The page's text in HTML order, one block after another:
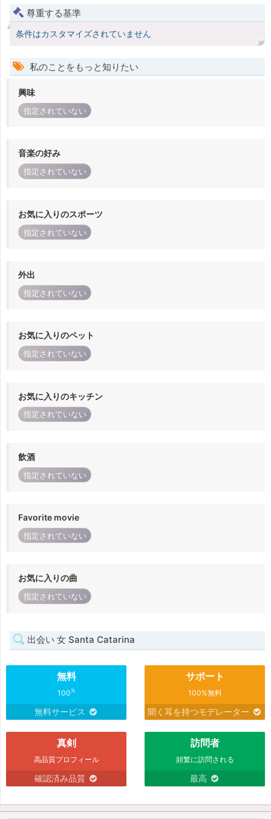
尊重する基準
条件はカスタマイズされていません
私のことをもっと知りたい
興味
指定されていない
音楽の好み
指定されていない
お気に入りのスポーツ
指定されていない
外出
指定されていない
お気に入りのペット
指定されていない
お気に入りのキッチン
指定されていない
飲酒
指定されていない
Favorite movie
指定されていない
お気に入りの曲
指定されていない
出会い 女 Santa Catarina
無料
100%
無料サービス
サポート
100%無料
聞く耳を持つモデレーター
真剣
高品質プロフィール
確認済み品質
訪問者
頻繁に訪問される
最高